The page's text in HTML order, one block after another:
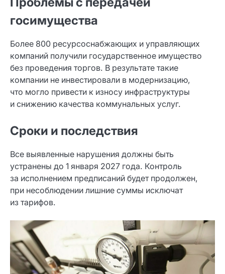
госимущества
Более 800 ресурсоснабжающих и управляющих
компаний получили государственное имущество
без проведения торгов. В результате такие
компании не инвестировали в модернизацию,
что могло привести к износу инфраструктуры
и снижению качества коммунальных услуг.
Сроки и последствия
Все выявленные нарушения должны быть
устранены до 1 января 2027 года. Контроль
за исполнением предписаний будет продолжен,
при несоблюдении лишние суммы исключат
из тарифов.